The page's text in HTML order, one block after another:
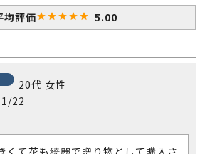
5.00
20代 女性
22